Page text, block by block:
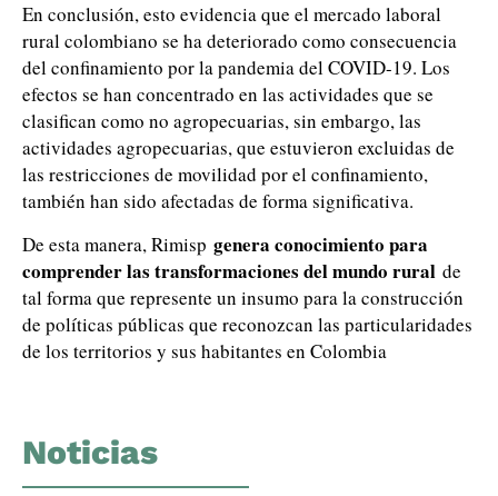
En conclusión, esto evidencia que el mercado laboral
rural colombiano se ha deteriorado como consecuencia
del confinamiento por la pandemia del COVID-19. Los
efectos se han concentrado en las actividades que se
clasifican como no agropecuarias, sin embargo, las
actividades agropecuarias, que estuvieron excluidas de
las restricciones de movilidad por el confinamiento,
también han sido afectadas de forma significativa.
De esta manera, Rimisp genera conocimiento para
comprender las transformaciones del mundo rural de
tal forma que represente un insumo para la construcción
de políticas públicas que reconozcan las particularidades
de los territorios y sus habitantes en Colombia
Noticias